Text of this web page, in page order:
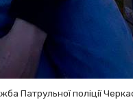
Патрульної поліції